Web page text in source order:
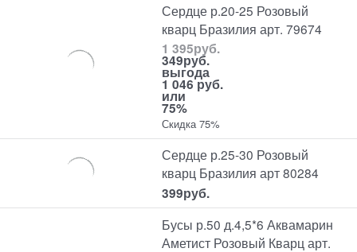
Сердце р.20-25 Розовый
кварц Бразилия арт. 79674
1 395руб.
349руб.
выгода
1 046 руб.
или
75%
Скидка 75%
Сердце р.25-30 Розовый
кварц Бразилия арт 80284
399руб.
Бусы р.50 д.4,5*6 Аквамарин
Аметист Розовый Кварц арт.